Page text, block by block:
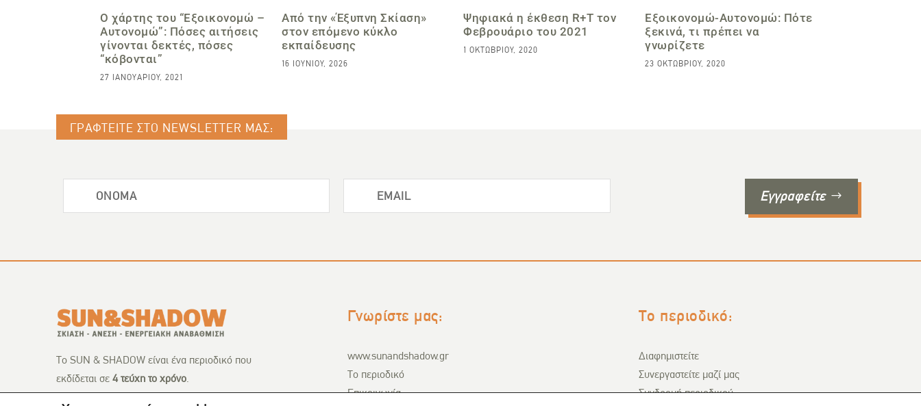
Ο χάρτης του “Εξοικονομώ –
Αυτονομώ”: Πόσες αιτήσεις
γίνονται δεκτές, πόσες
“κόβονται”
27 ΙΑΝΟΥΑΡΊΟΥ, 2021
Από την «Έξυπνη Σκίαση»
στον επόμενο κύκλο
εκπαίδευσης
16 ΙΟΥΝΊΟΥ, 2026
Ψηφιακά η έκθεση R+T τον
Φεβρουάριο του 2021
1 ΟΚΤΩΒΡΊΟΥ, 2020
Εξοικονομώ-Αυτονομώ: Πότε
ξεκινά, τι πρέπει να
γνωρίζετε
23 ΟΚΤΩΒΡΊΟΥ, 2020
ΓΡΑΦΤΕΙΤΕ ΣΤΟ NEWSLETTER ΜΑΣ:
Εγγραφείτε
Το SUN & SHADOW είναι ένα περιοδικό που
εκδίδεται σε 4 τεύχη το χρόνο.
Γνωρίστε μας:
www.sunandshadow.gr
Το περιοδικό
Επικοινωνία
Το περιοδικό:
Διαφημιστείτε
Συνεργαστείτε μαζί μας
Συνδρομή περιοδικού